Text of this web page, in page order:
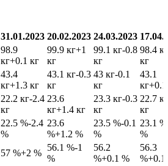
31.01.2023 20.02.2023 24.03.2023
98.9
кг+0.1 кг
99.9 кг+1
кг
99.1 кг-0.8
кг
98.4 кг
кг
43.4
кг+1.3 кг
43.1 кг-0.3
кг
43 кг-0.1
кг
43.1
кг
22.2 кг-2.4
кг
23.6
кг+1.4 кг
23.3 кг-0.3
кг
22.7 кг
кг
22.5 %-2.4
%
23.6
%+1.2 %
23.5 %-0.1
%
23.1 %
%
57 %+2 %
56.1 %-1
%
56.2
%+0.1 %
56.3
%+0.1